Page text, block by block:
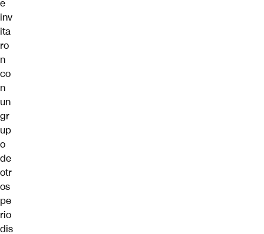
e
inv
ita
ro
n
co
n
un
gr
up
o
de
otr
os
pe
rio
dis